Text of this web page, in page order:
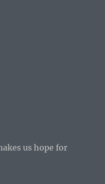
us hope for